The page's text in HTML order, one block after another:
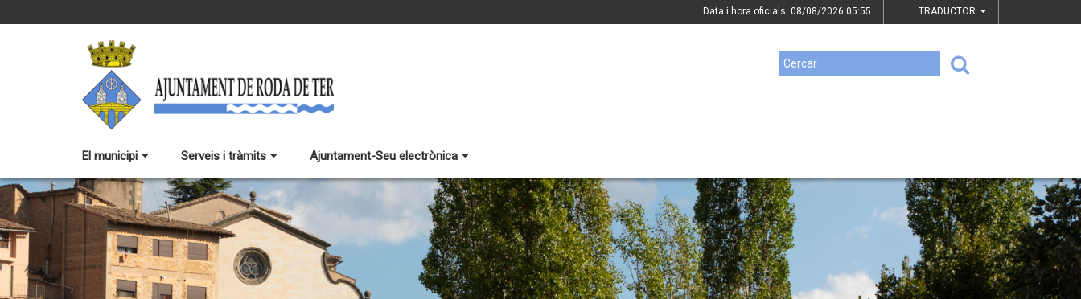
Data i hora oficials: 08/08/2026 05:55 TRADUCTOR
El municipi Serveis i tràmits Ajuntament-Seu electrònica